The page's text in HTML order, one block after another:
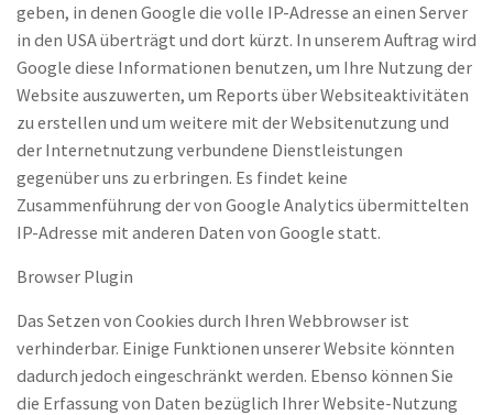
geben, in denen Google die volle IP-Adresse an einen Server
in den USA überträgt und dort kürzt. In unserem Auftrag wird
Google diese Informationen benutzen, um Ihre Nutzung der
Website auszuwerten, um Reports über Websiteaktivitäten
zu erstellen und um weitere mit der Websitenutzung und
der Internetnutzung verbundene Dienstleistungen
gegenüber uns zu erbringen. Es findet keine
Zusammenführung der von Google Analytics übermittelten
IP-Adresse mit anderen Daten von Google statt.
Browser Plugin
Das Setzen von Cookies durch Ihren Webbrowser ist
verhinderbar. Einige Funktionen unserer Website könnten
dadurch jedoch eingeschränkt werden. Ebenso können Sie
die Erfassung von Daten bezüglich Ihrer Website-Nutzung